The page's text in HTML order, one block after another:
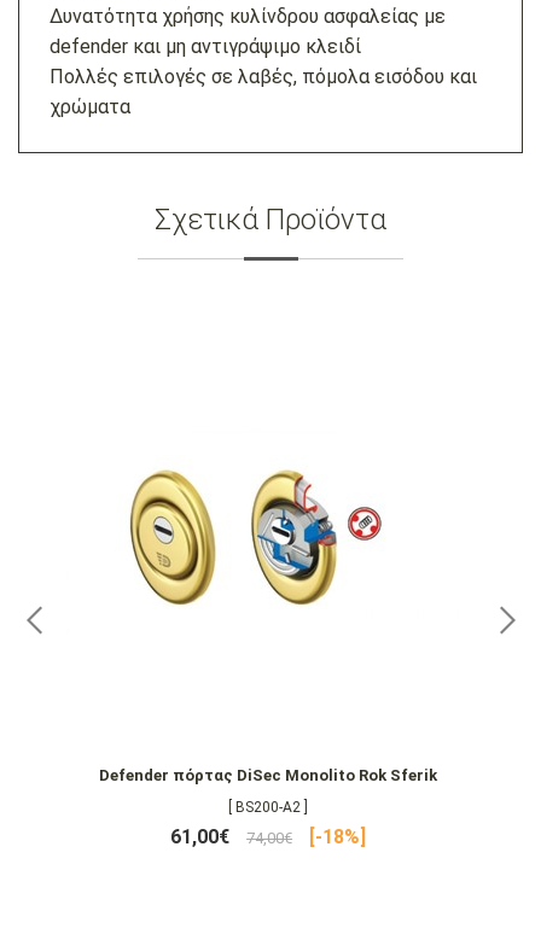
Δυνατότητα χρήσης κυλίνδρου ασφαλείας με
defender και μη αντιγράψιμο κλειδί
Πολλές επιλογές σε λαβές, πόμολα εισόδου και
χρώματα
Σχετικά Προϊόντα
Defender πόρτας DiSec Monolito Rok Sferik
[ BS200-A2 ]
61,00€ 74,00€ [-18%]